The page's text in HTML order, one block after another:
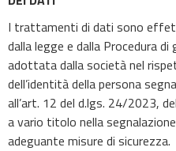
I trattamenti di dati sono
dalla legge e dalla Procedura
adottata dalla società nel
dell’identità della persona
all’art. 12 del d.lgs. 24/2023,
a vario titolo nella
adeguante misure di sicurezza.